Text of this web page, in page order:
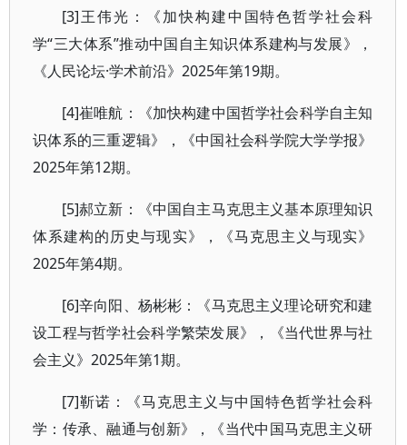
[3]王伟光：《加快构建中国特色哲学社会科
学“三大体系”推动中国自主知识体系建构与发展》，
《人民论坛·学术前沿》2025年第19期。
[4]崔唯航：《加快构建中国哲学社会科学自主知
识体系的三重逻辑》，《中国社会科学院大学学报》
2025年第12期。
[5]郝立新：《中国自主马克思主义基本原理知识
体系建构的历史与现实》，《马克思主义与现实》
2025年第4期。
[6]辛向阳、杨彬彬：《马克思主义理论研究和建
设工程与哲学社会科学繁荣发展》，《当代世界与社
会主义》2025年第1期。
[7]靳诺：《马克思主义与中国特色哲学社会科
学：传承、融通与创新》，《当代中国马克思主义研